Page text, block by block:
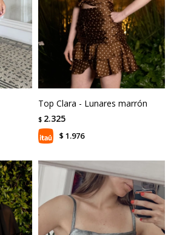
Top Clara - Lunares marrón
$ 2.325
$ 1.976